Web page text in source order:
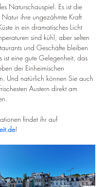
Naturschauspiel. Es ist die
ihre ungezähmte Kraft
in ein dramatisches Licht
sind kühl, aber selten
und Geschäfte bleiben
ist eine gute Gelegenheit, das
der Einheimischen
Und natürlich können Sie auch
Austern direkt am
findet ihr auf
!